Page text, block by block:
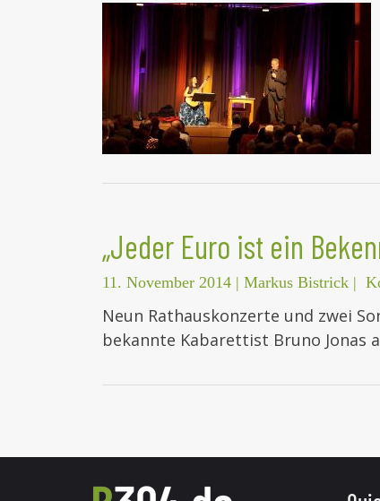
„Jeder Euro ist ein
11. November 2014 | Markus Bistrick |
Neun Rathauskonzerte und zwei
bekannte Kabarettist Bruno Jonas